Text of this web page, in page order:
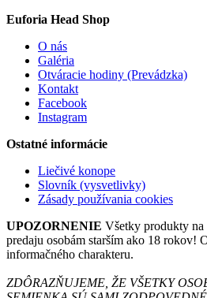
Euforia Head Shop
O nás
Galéria
Otváracie hodiny (Prevádzka)
Kontakt
Facebook
Instagram
Ostatné informácie
Liečivé konope
Slovník (vysvetlivky)
Zásady používania cookies
UPOZORNENIE Všetky produkty na
predaju osobám starším ako 18 rokov!
informačného charakteru.
ZDÔRAZŇUJEME, ŽE VŠETKY